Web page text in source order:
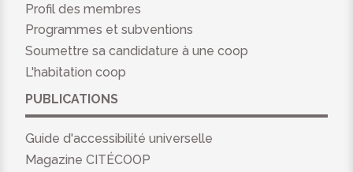
Profil des membres
Programmes et subventions
Soumettre sa candidature à une coop
L'habitation coop
PUBLICATIONS
Guide d'accessibilité universelle
Magazine CITÉCOOP